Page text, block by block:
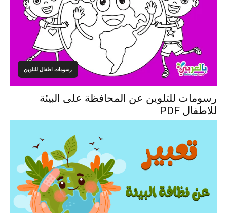
رسومات اطفال للتلوين
رسومات للتلوين عن المحافظة على البيئة
للاطفال PDF